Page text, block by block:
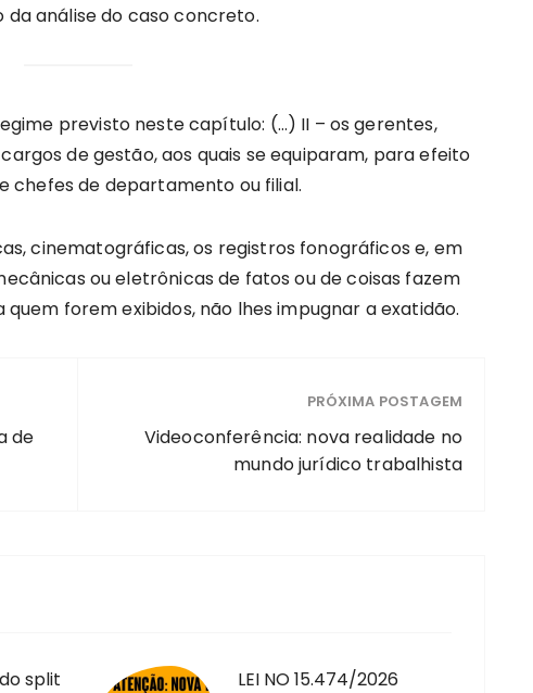
da análise do caso concreto.
previsto neste capítulo: (…) II – os gerentes,
de gestão, aos quais se equiparam, para efeito
chefes de departamento ou filial.
cinematográficas, os registros fonográficos e, em
ou eletrônicas de fatos ou de coisas fazem
forem exibidos, não lhes impugnar a exatidão.
de
PRÓXIMA POSTAGEM
Videoconferência: nova realidade no
mundo jurídico trabalhista
split LEI NO 15.474/2026